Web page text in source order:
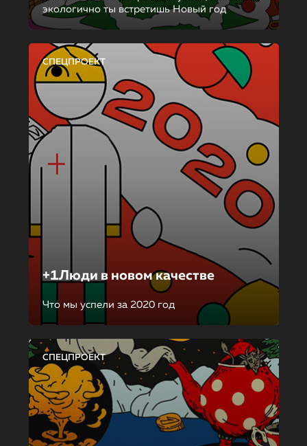
экологично ты встретишь Новый год
СПЕЦПРОЕКТ
+1Люди в новом качестве
Что мы успели за 2020 год
СПЕЦПРОЕКТ